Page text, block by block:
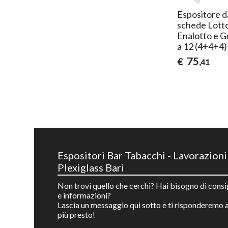
Espositore
schede
Enalotto e
a 12 (4+4+4)
€ 75,41
Espositori Bar Tabacchi - Lavorazioni
Plexiglass Bari
Non trovi quello che cerchi? Hai bisogno di
e informazioni?
Lascia un messaggio qui sotto e ti risponderemo
più presto!